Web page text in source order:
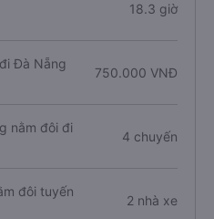
18.3 giờ
Đà Nẵng
750.000 VNĐ
nằm đôi đi
4 chuyến
đôi tuyến
2 nhà xe